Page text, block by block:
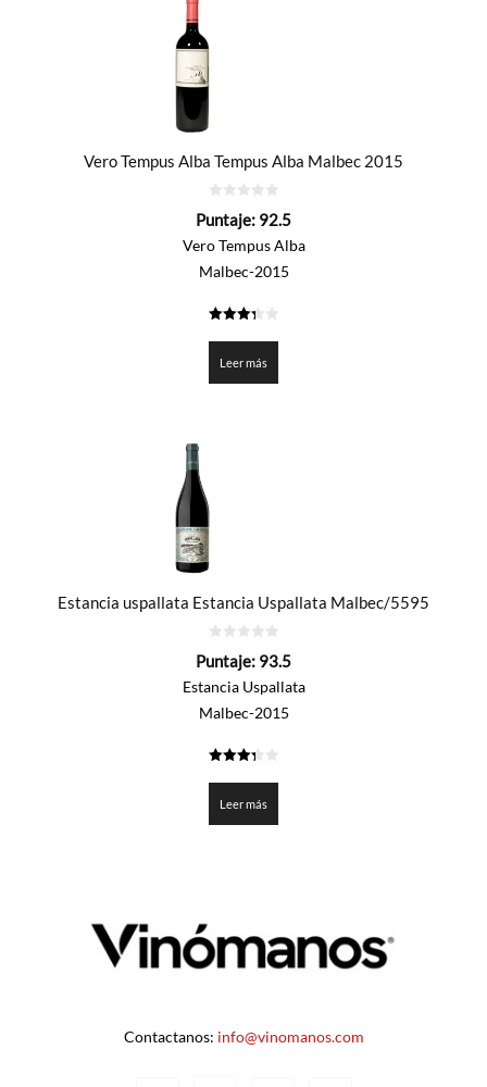
Vero Tempus Alba Tempus Alba Malbec 2015
de
Puntaje: 92.5
Vero Tempus Alba
Malbec-2015
de 5
Leer más
Estancia uspallata Estancia Uspallata Malbec/5595
de
Puntaje: 93.5
Estancia Uspallata
Malbec-2015
de 5
Leer más
Contactanos: info@vinomanos.com